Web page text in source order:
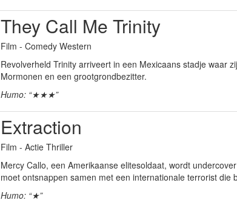
They Call Me Trinity
Film - Comedy Western
Revolverheld Trinity arriveert in een Mexicaans stadje waar
Mormonen en een grootgrondbezitter.
Humo: “★★★”
Extraction
Film - Actie Thriller
Mercy Callo, een Amerikaanse elitesoldaat, wordt
moet ontsnappen samen met een internationale terrorist die
Humo: “★”